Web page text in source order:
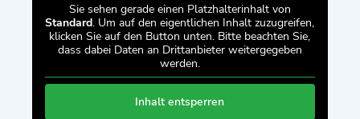
Sie sehen gerade einen Platzhalterinhalt von
Standard. Um auf den eigentlichen Inhalt zuzugreifen,
klicken Sie auf den Button unten. Bitte beachten Sie,
dass dabei Daten an Drittanbieter weitergegeben
werden.
Inhalt entsperren